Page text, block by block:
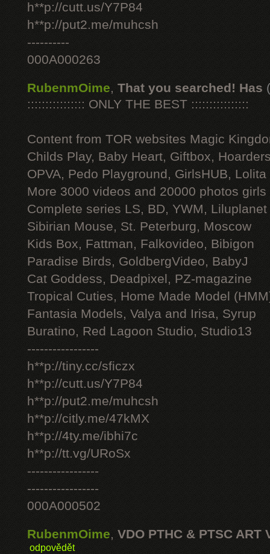
h**p://cutt.us/Y7P84
h**p://put2.me/muhcsh
----------
000A000263
RubenmOime, That you searched! Has
:::::::::::::::: ONLY THE BEST ::::::::::::::::
Content from TOR websites Magic
Childs Play, Baby Heart, Giftbox,
OPVA, Pedo Playground, GirlsHUB, Lolita
More 3000 videos and 20000 photos
Complete series LS, BD, YWM, Liluplanet
Sibirian Mouse, St. Peterburg, Moscow
Kids Box, Fattman, Falkovideo, Bibigon
Paradise Birds, GoldbergVideo, BabyJ
Cat Goddess, Deadpixel, PZ-magazine
Tropical Cuties, Home Made Model
Fantasia Models, Valya and Irisa, Syrup
Buratino, Red Lagoon Studio, Studio13
-----------------
h**p://tiny.cc/sficzx
h**p://cutt.us/Y7P84
h**p://put2.me/muhcsh
h**p://citly.me/47kMX
h**p://4ty.me/ibhi7c
h**p://tt.vg/URoSx
-----------------
-----------------
000A000502
RubenmOime, VDO PTHC & PTSC ART
odpovědět